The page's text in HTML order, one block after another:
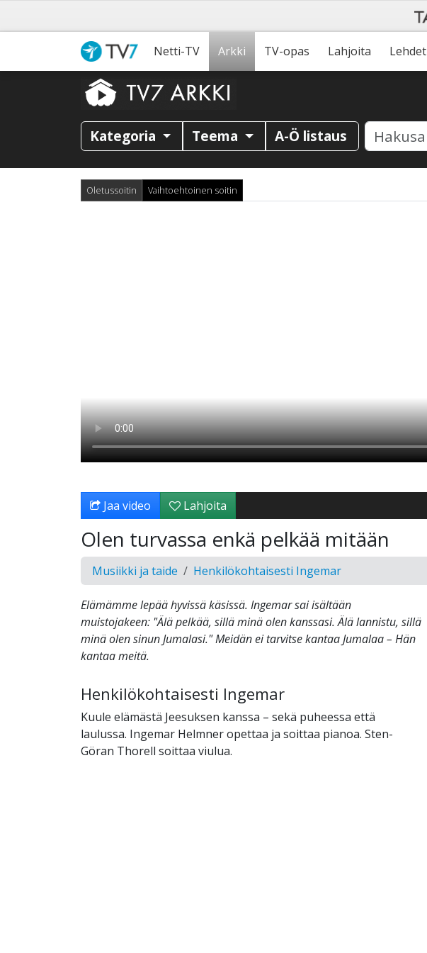
Netti-TV Arkki TV-opas Lahjoita Lehdet
Kategoria Teema A-Ö listaus
Oletussoitin Vaihtoehtoinen soitin
Jaa video Lahjoita
Olen turvassa enkä pelkää mitään
Musiikki ja taide Henkilökohtaisesti Ingemar
Elämämme lepää hyvissä käsissä. Ingemar sai isältään
muistojakeen: "Älä pelkää, sillä minä olen kanssasi. Älä lannistu, sillä
minä olen sinun Jumalasi." Meidän ei tarvitse kantaa Jumalaa – Hän
kantaa meitä.
Henkilökohtaisesti Ingemar
Kuule elämästä Jeesuksen kanssa – sekä puheessa että
laulussa. Ingemar Helmner opettaa ja soittaa pianoa. Sten-
Göran Thorell soittaa viulua.